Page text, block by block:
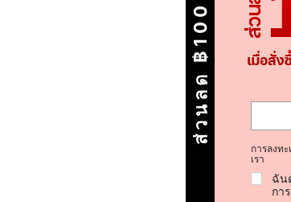
ส่วนลด ฿100
การลงท
เรา
ฉัน
กา